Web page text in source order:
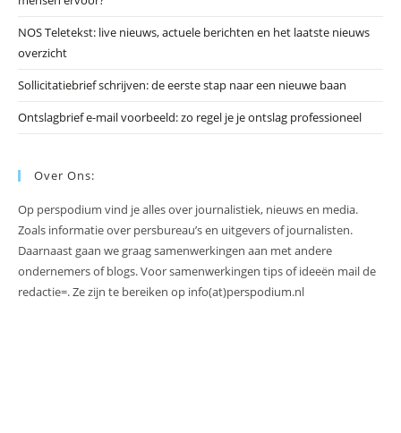
NOS Teletekst: live nieuws, actuele berichten en het laatste nieuws
overzicht
Sollicitatiebrief schrijven: de eerste stap naar een nieuwe baan
Ontslagbrief e-mail voorbeeld: zo regel je je ontslag professioneel
Over Ons:
Op perspodium vind je alles over journalistiek, nieuws en media.
Zoals informatie over persbureau’s en uitgevers of journalisten.
Daarnaast gaan we graag samenwerkingen aan met andere
ondernemers of blogs. Voor samenwerkingen tips of ideeën mail de
redactie=. Ze zijn te bereiken op info(at)perspodium.nl